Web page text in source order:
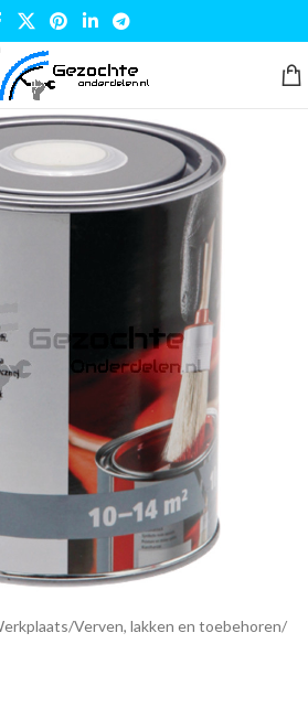
/Verven, lakken en toebehoren/